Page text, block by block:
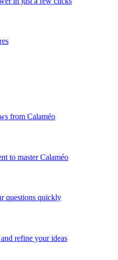
from Calaméo
to master Calaméo
questions quickly
refine your ideas